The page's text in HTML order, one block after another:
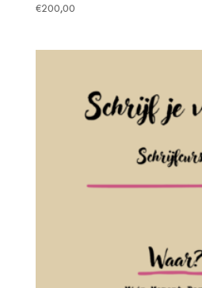
€200,00